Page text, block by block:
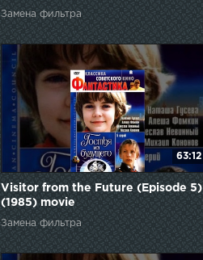
Замена фильтра
63:12
Visitor from the Future (Episode 5)
(1985) movie
Замена фильтра